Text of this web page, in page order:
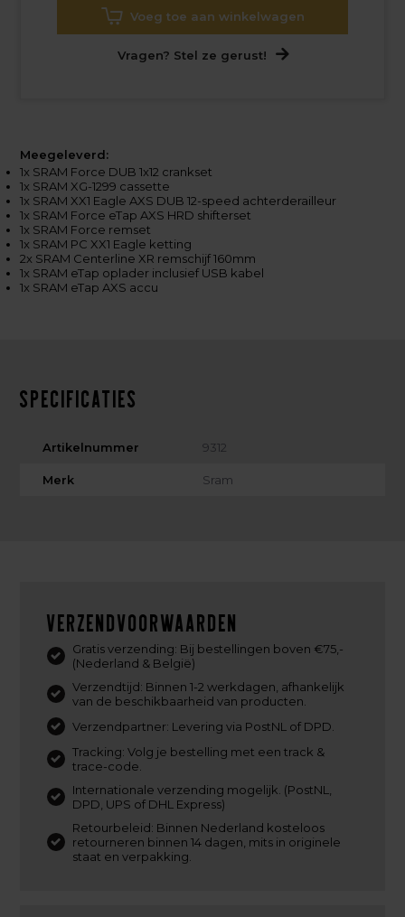
Voeg toe aan winkelwagen
Vragen? Stel ze gerust!
Meegeleverd:
1x SRAM Force DUB 1x12 crankset
1x SRAM XG-1299 cassette
1x SRAM XX1 Eagle AXS DUB 12-speed achterderailleur
1x SRAM Force eTap AXS HRD shifterset
1x SRAM Force remset
1x SRAM PC XX1 Eagle ketting
2x SRAM Centerline XR remschijf 160mm
1x SRAM eTap oplader inclusief USB kabel
1x SRAM eTap AXS accu
Specificaties
Artikelnummer 9312
Merk Sram
Verzendvoorwaarden
Gratis verzending: Bij bestellingen boven €75,-
(Nederland & België)
Verzendtijd: Binnen 1-2 werkdagen, afhankelijk
van de beschikbaarheid van producten.
Verzendpartner: Levering via PostNL of DPD.
Tracking: Volg je bestelling met een track &
trace-code.
Internationale verzending mogelijk. (PostNL,
DPD, UPS of DHL Express)
Retourbeleid: Binnen Nederland kosteloos
retourneren binnen 14 dagen, mits in originele
staat en verpakking.